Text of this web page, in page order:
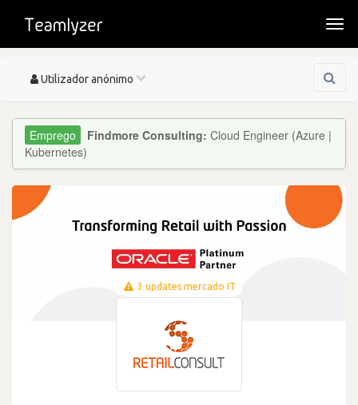
Toggle
Utilizador anónimo
Findmore Consulting: Cloud Engineer (Azure |
Kubernetes)
3 updates mercado IT